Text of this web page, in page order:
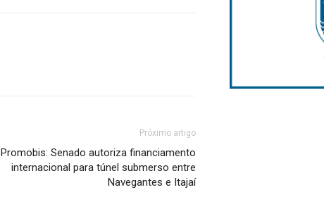
Próximo artigo
Promobis: Senado autoriza financiamento
internacional para túnel submerso entre
Navegantes e Itajaí